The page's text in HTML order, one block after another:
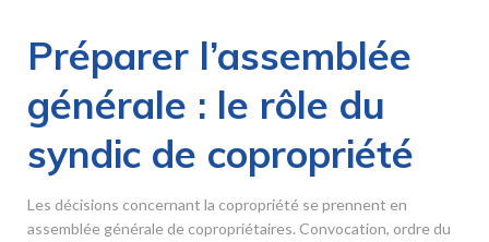
Préparer l’assemblée
générale : le rôle du
syndic de copropriété
Les décisions concernant la copropriété se prennent en
assemblée générale de copropriétaires. Convocation, ordre du